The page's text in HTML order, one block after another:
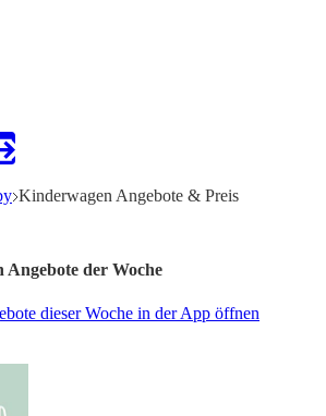
Kinderwagen Angebote & Preis
der Woche
dieser Woche in der App öffnen